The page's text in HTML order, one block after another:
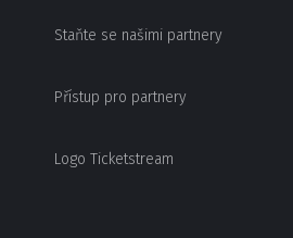
Staňte se našimi partnery
Přístup pro partnery
Logo Ticketstream